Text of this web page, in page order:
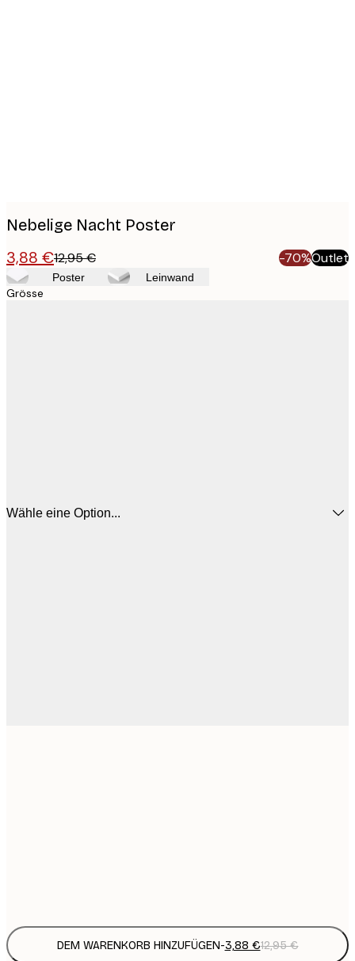
Nebelige Nacht Poster
3,88 €12,95 € -70%Outlet
Poster Leinwand
Grösse
Wähle eine Option...
DEM WARENKORB HINZUFÜGEN-3,88 €12,95 €